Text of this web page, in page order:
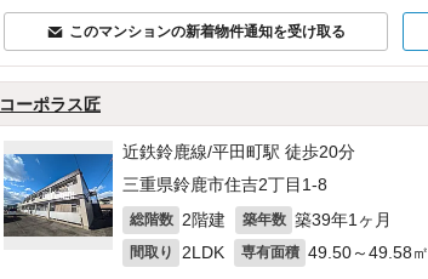
このマンションの新着物件通知を受け取る
コーポラス匠
近鉄鈴鹿線/平田町駅 徒歩20分
三重県鈴鹿市住吉2丁目1-8
総階数 2階建 築年数 築39年1ヶ月
間取り 2LDK 専有面積 49.50～49.58㎡